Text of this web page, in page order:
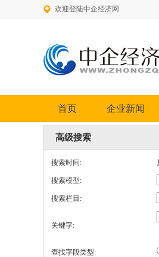
欢迎登陆中企经济网
首页 企业新闻
高级搜索
搜索时间:
搜索模型:
搜索栏目:
关键字:
查找字段类型: